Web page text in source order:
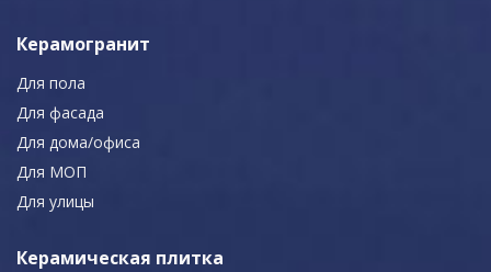
Керамогранит
Для пола
Для фасада
Для дома/офиса
Для МОП
Для улицы
Керамическая плитка